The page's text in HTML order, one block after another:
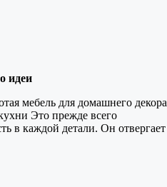
идеи
мебель для домашнего декора
Это прежде всего
в каждой детали. Он отвергает